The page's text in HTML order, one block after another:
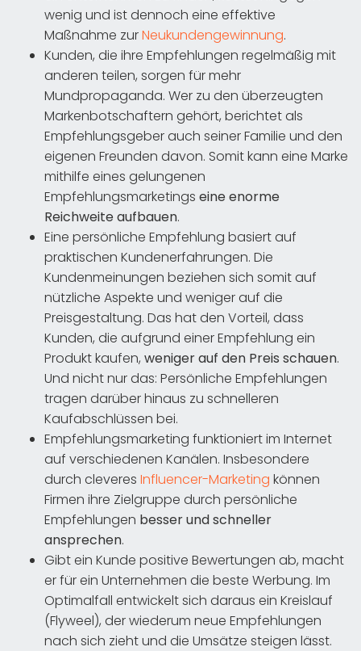
wenig und ist dennoch eine effektive
Maßnahme zurNeukundengewinnung.
Kunden, die ihre Empfehlungen regelmäßig mit
anderen teilen, sorgen für mehr
Mundpropaganda. Wer zu den überzeugten
Markenbotschaftern gehört, berichtet als
Empfehlungsgeber auch seiner Familie und den
eigenen Freunden davon. Somit kann eine Marke
mithilfe eines gelungenen
Empfehlungsmarketings eine enorme
Reichweite aufbauen.
Eine persönliche Empfehlung basiert auf
praktischen Kundenerfahrungen. Die
Kundenmeinungen beziehen sich somit auf
nützliche Aspekte und weniger auf die
Preisgestaltung. Das hat den Vorteil, dass
Kunden, die aufgrund einer Empfehlung ein
Produkt kaufen, weniger auf den Preis schauen.
Und nicht nur das: Persönliche Empfehlungen
tragen darüber hinaus zu schnelleren
Kaufabschlüssen bei.
Empfehlungsmarketing funktioniert im Internet
auf verschiedenen Kanälen. Insbesondere
durch cleveres Influencer-Marketing können
Firmen ihre Zielgruppe durch persönliche
Empfehlungen besser und schneller
ansprechen.
Gibt ein Kunde positive Bewertungen ab, macht
er für ein Unternehmen die beste Werbung. Im
Optimalfall entwickelt sich daraus ein Kreislauf
(Flyweel), der wiederum neue Empfehlungen
nach sich zieht und die Umsätze steigen lässt.